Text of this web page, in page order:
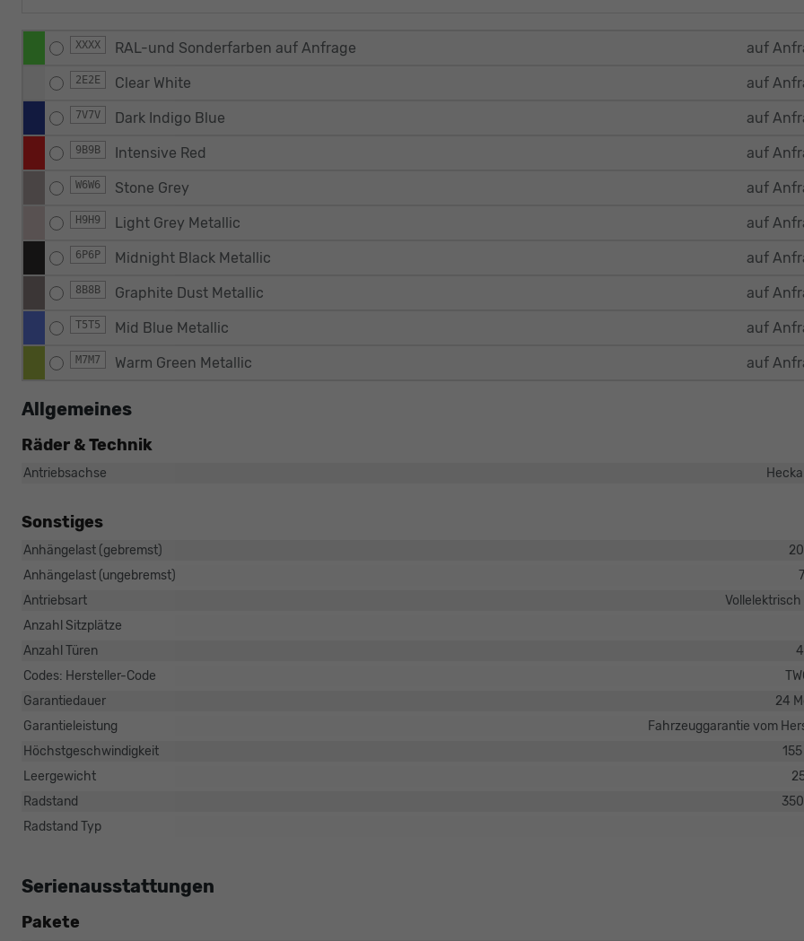
XXXX RAL-und Sonderfarben auf Anfrage auf
2E2E Clear White auf
7V7V Dark Indigo Blue auf
9B9B Intensive Red auf
W6W6 Stone Grey auf
H9H9 Light Grey Metallic auf
6P6P Midnight Black Metallic auf
8B8B Graphite Dust Metallic auf
T5T5 Mid Blue Metallic auf
M7M7 Warm Green Metallic auf
Allgemeines
Räder & Technik
Antriebsachse
Sonstiges
Anhängelast (gebremst)
Anhängelast (ungebremst)
Antriebsart
Vollelektrisch
Anzahl Sitzplätze
Anzahl Türen
Codes: Hersteller-Code
Garantiedauer
24
Garantieleistung
Fahrzeuggarantie vom
Höchstgeschwindigkeit
Leergewicht
Radstand
Radstand Typ
Serienausstattungen
Pakete